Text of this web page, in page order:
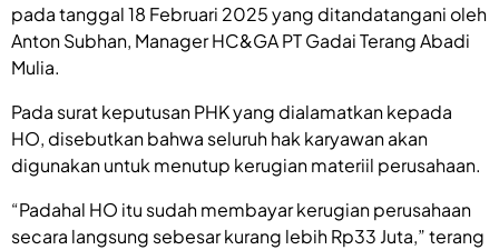
pada tanggal 18 Februari 2025 yang ditandatangani oleh
Anton Subhan, Manager HC&GA PT Gadai Terang Abadi
Mulia.
Pada surat keputusan PHK yang dialamatkan kepada
HO, disebutkan bahwa seluruh hak karyawan akan
digunakan untuk menutup kerugian materiil perusahaan.
“Padahal HO itu sudah membayar kerugian perusahaan
secara langsung sebesar kurang lebih Rp33 Juta,” terang